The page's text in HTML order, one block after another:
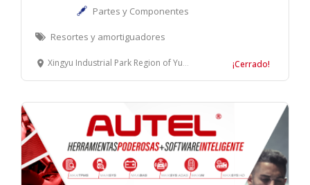
Partes y Componentes
Resortes y amortiguadores
Xingyu Industrial Park Region of Yutian County Of Tangshan, Provincia de Hebei, China ¡Cerrado!